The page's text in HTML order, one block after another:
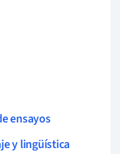
ensayos
y lingüística